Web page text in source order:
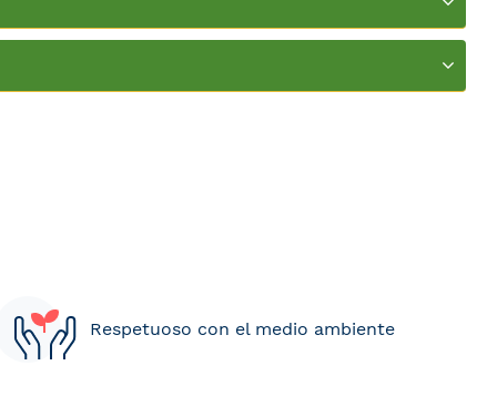
Respetuoso con el medio ambiente